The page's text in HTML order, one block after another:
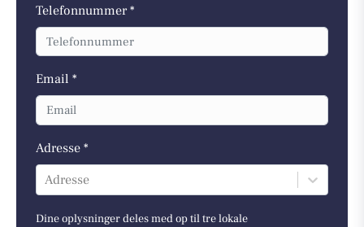
Telefonnummer *
Email *
Adresse *
Adresse
Dine oplysninger deles med op til tre lokale